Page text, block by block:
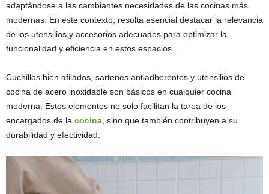
adaptándose a las cambiantes necesidades de las cocinas más
modernas. En este contexto, resulta esencial destacar la relevancia
de los utensilios y accesorios adecuados para optimizar la
funcionalidad y eficiencia en estos espacios.
Cuchillos bien afilados, sartenes antiadherentes y utensilios de
cocina de acero inoxidable son básicos en cualquier cocina
moderna. Estos elementos no solo facilitan la tarea de los
encargados de la cocina , sino que también contribuyen a su
durabilidad y efectividad.